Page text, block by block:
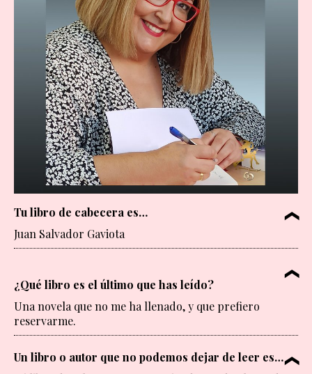
Tu libro de cabecera es…
Juan Salvador Gaviota
¿Qué libro es el último que has leído?
Una novela que no me ha llenado, y que prefiero
reservarme.
Un libro o autor que no podemos dejar de leer es…